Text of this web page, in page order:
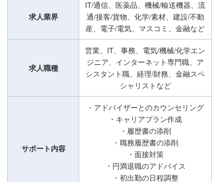
求人業界
IT/通信、医薬品、機械/輸送機器、流
通/接客/貨物、化学/素材、建設/不動
産、電子/電気、マスコミ、金融など
求人職種
営業、IT、事務、電気/機械/化学エン
ジニア、インターネット専門職、ア
シスタント職、経理/財務、金融スペ
シャリストなど
サポート内容
・アドバイザーとのカウンセリング
・キャリアプラン作成
・履歴書の添削
・職務履歴書の添削
・面接対策
・円満退職のアドバイス
・初出勤の日程調整